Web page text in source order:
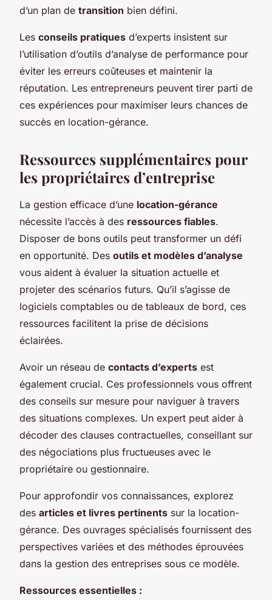
d’un plan de transition bien défini.
Les conseils pratiques d’experts insistent sur
l’utilisation d’outils d’analyse de performance pour
éviter les erreurs coûteuses et maintenir la
réputation. Les entrepreneurs peuvent tirer parti de
ces expériences pour maximiser leurs chances de
succès en location-gérance.
Ressources supplémentaires pour
les propriétaires d’entreprise
La gestion efficace d’une location-gérance
nécessite l’accès à des ressources fiables.
Disposer de bons outils peut transformer un défi
en opportunité. Des outils et modèles d’analyse
vous aident à évaluer la situation actuelle et
projeter des scénarios futurs. Qu’il s’agisse de
logiciels comptables ou de tableaux de bord, ces
ressources facilitent la prise de décisions
éclairées.
Avoir un réseau de contacts d’experts est
également crucial. Ces professionnels vous offrent
des conseils sur mesure pour naviguer à travers
des situations complexes. Un expert peut aider à
décoder des clauses contractuelles, conseillant sur
des négociations plus fructueuses avec le
propriétaire ou gestionnaire.
Pour approfondir vos connaissances, explorez
des articles et livres pertinents sur la location-
gérance. Des ouvrages spécialisés fournissent des
perspectives variées et des méthodes éprouvées
dans la gestion des entreprises sous ce modèle.
Ressources essentielles :